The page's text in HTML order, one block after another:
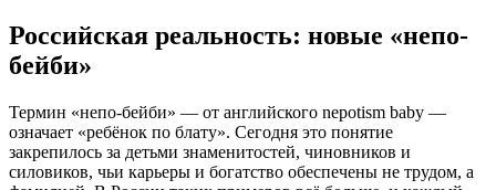
Российская реальность: новые «непо-
бейби»
Термин «непо-бейби» — от английского nepotism baby —
означает «ребёнок по блату». Сегодня это понятие
закрепилось за детьми знаменитостей, чиновников и
силовиков, чьи карьеры и богатство обеспечены не трудом, а